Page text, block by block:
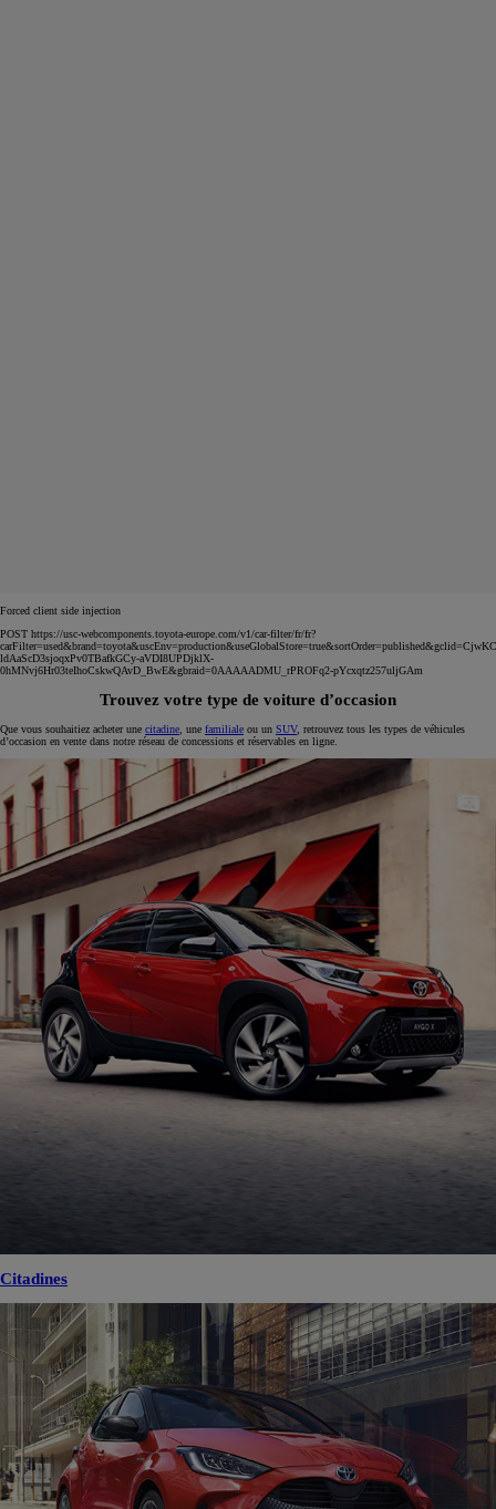
Forced client side injection
POST https://usc-webcomponents.toyota-europe.com/v1/car-filter/fr/fr?
ldAaScD3sjoqxPv0TBafkGCy-aVDI8UPDjklX-
0hMNvj6Hr03teIhoCskwQAvD_BwE&gbraid=0AAAAADMU_rPROFq2-pYcxqtz257uljGAm
Trouvez votre type de voiture d’occasion
Que vous souhaitiez acheter une citadine , une familiale ou un SUV, retrouvez tous les types de véhicules
d’occasion en vente dans notre réseau de concessions et réservables en ligne.
Citadines